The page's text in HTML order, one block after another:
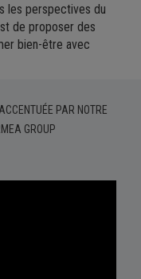
les perspectives du
de proposer des
bien-être avec
PAR NOTRE
GROUP